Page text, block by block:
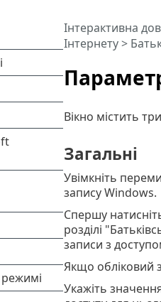
Інтерактивна
Інтернету>
Вікно містить
Загальні
Увімкніть
запису Windows.
Спершу
розділі
записи з
Якщо обліковий
Укажіть